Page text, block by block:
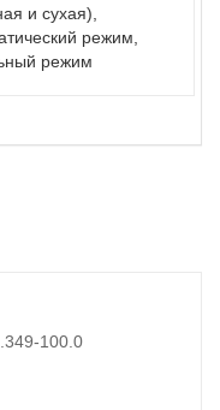
и сухая),
режим,
режим
100.0